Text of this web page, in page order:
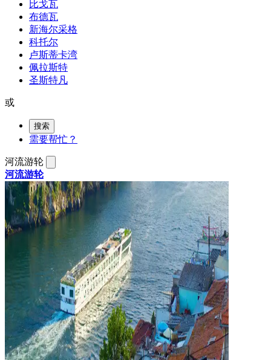
比戈瓦
布德瓦
新海尔采格
科托尔
卢斯蒂卡湾
佩拉斯特
圣斯特凡
或
搜索
需要帮忙？
河流游轮
河流游轮